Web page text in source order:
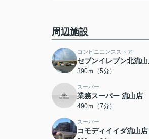
周辺施設
コンビニエンスストア
セブンイレブン北流
390ｍ（5分）
スーパー
業務スーパー 流山店
490ｍ（7分）
スーパー
コモディイイダ流山店